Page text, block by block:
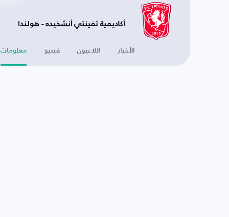
أكاديمية تفينتي أنشخيده - هولندا
الأخبار اللاعبون فيديو معلومات